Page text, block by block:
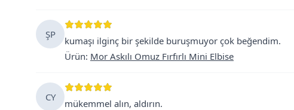
ŞP
kumaşı ilginç bir şekilde buruşmuyor çok beğendim.
Ürün: Mor Askılı Omuz Fırfırlı Mini Elbise
CY
mükemmel alın, aldırın.